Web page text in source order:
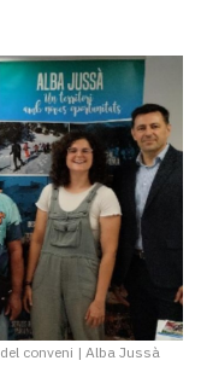
conveni | Alba Jussà